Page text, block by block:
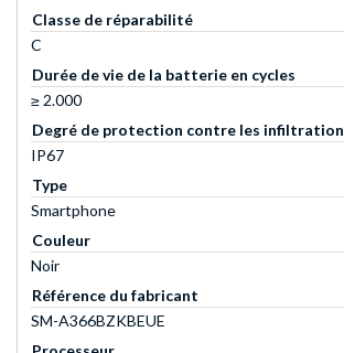
Classe de réparabilité
C
Durée de vie de la batterie en cycles
≥ 2.000
Degré de protection contre les
IP67
Type
Smartphone
Couleur
Noir
Référence du fabricant
SM-A366BZKBEUE